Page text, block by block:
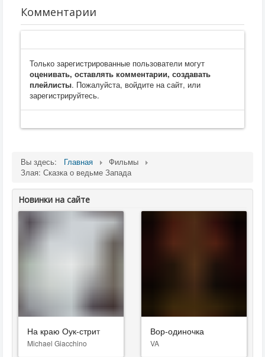
Комментарии
Только зарегистрированные пользователи могут
оценивать, оставлять комментарии, создавать
плейлисты. Пожалуйста, войдите на сайт, или
зарегистрируйтесь.
Вы здесь: Главная
Фильмы
Злая: Сказка о ведьме Запада
Новинки на сайте
На краю Оук-стрит
Michael Giacchino
Вор-одиночка
VA